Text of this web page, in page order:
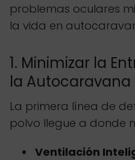
problemas oculares
la vida en
1. Minimizar la
la Autocaravana
La primera línea de
polvo llegue a donde
Ventilación